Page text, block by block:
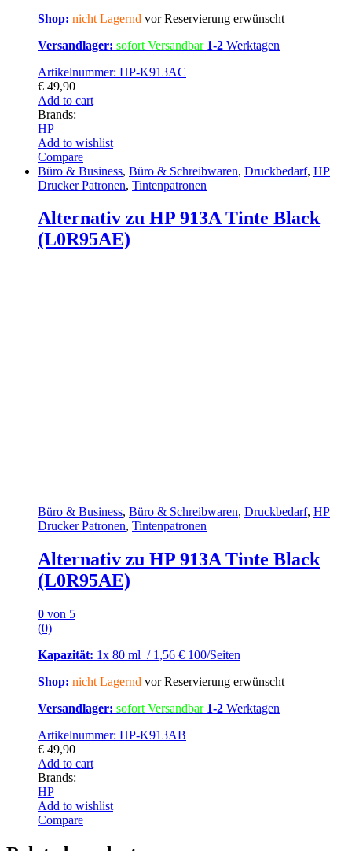
Shop: nicht Lagernd vor Reservierung erwünscht
Versandlager: sofort Versandbar 1-2 Werktagen
Artikelnummer: HP-K913AC
€ 49,90
Add to cart
Brands:
HP
Add to wishlist
Compare
Büro & Business, Büro & Schreibwaren, Druckbedarf, HP
Drucker Patronen, Tintenpatronen
Alternativ zu HP 913A Tinte Black
(L0R95AE)
Büro & Business, Büro & Schreibwaren, Druckbedarf, HP
Drucker Patronen, Tintenpatronen
Alternativ zu HP 913A Tinte Black
(L0R95AE)
0 von 5
(0)
Kapazität: 1x 80 ml / 1,56 € 100/Seiten
Shop: nicht Lagernd vor Reservierung erwünscht
Versandlager: sofort Versandbar 1-2 Werktagen
Artikelnummer: HP-K913AB
€ 49,90
Add to cart
Brands:
HP
Add to wishlist
Compare